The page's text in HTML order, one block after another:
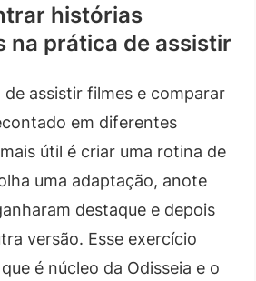
histórias
na prática de assistir
de assistir filmes e comparar
em diferentes
útil é criar uma rotina de
uma adaptação, anote
destaque e depois
versão. Esse exercício
é núcleo da Odisseia e o